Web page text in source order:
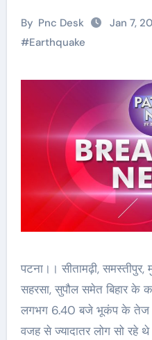
By Pnc Desk Jan 7,
#Earthquake
पटना।। सीतामढ़ी, समस्तीपुर, मुजफ्फरपुर, पटना, दरभंगा और
सहरसा, सुपौल समेत बिहार के
लगभग 6.40 बजे भूकंप के तेज
वजह से ज्यादातर लोग सो रहे